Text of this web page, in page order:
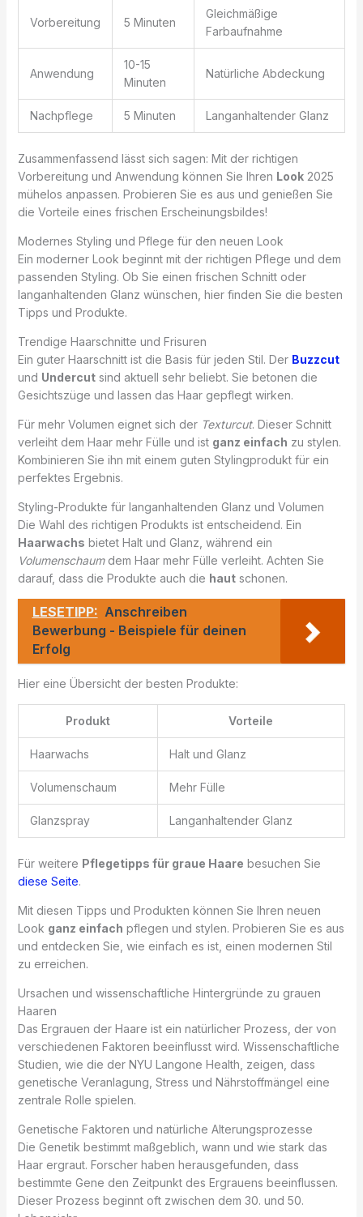
Vorbereitung 5 Minuten
Gleichmäßige
Farbaufnahme
Anwendung
10-15
Minuten
Natürliche Abdeckung
Nachpflege 5 Minuten Langanhaltender Glanz
Zusammenfassend lässt sich sagen: Mit der richtigen
Vorbereitung und Anwendung können Sie Ihren Look2025
mühelos anpassen. Probieren Sie es aus und genießen Sie
die Vorteile eines frischen Erscheinungsbildes!
Modernes Styling und Pflege für den neuen Look
Ein moderner Look beginnt mit der richtigen Pflege und dem
passenden Styling. Ob Sie einen frischen Schnitt oder
langanhaltenden Glanz wünschen, hier finden Sie die besten
Tipps und Produkte.
Trendige Haarschnitte und Frisuren
Ein guter Haarschnitt ist die Basis für jeden Stil. Der Buzzcut
und Undercutsind aktuell sehr beliebt. Sie betonen die
Gesichtszüge und lassen das Haar gepflegt wirken.
Für mehr Volumen eignet sich der Texturcut. Dieser Schnitt
verleiht dem Haar mehr Fülle und ist ganz einfach zu stylen.
Kombinieren Sie ihn mit einem guten Stylingprodukt für ein
perfektes Ergebnis.
Styling-Produkte für langanhaltenden Glanz und Volumen
Die Wahl des richtigen Produkts ist entscheidend. Ein
Haarwachs bietet Halt und Glanz, während ein
Volumenschaumdem Haar mehr Fülle verleiht. Achten Sie
darauf, dass die Produkte auch die hautschonen.
LESETIPP: Anschreiben
Bewerbung - Beispiele für deinen
Erfolg
Hier eine Übersicht der besten Produkte:
Produkt Vorteile
Haarwachs Halt und Glanz
Volumenschaum Mehr Fülle
Glanzspray Langanhaltender Glanz
Für weitere Pflegetipps für graue Haare besuchen Sie
diese Seite.
Mit diesen Tipps und Produkten können Sie Ihren neuen
Look ganz einfach pflegen und stylen. Probieren Sie es aus
und entdecken Sie, wie einfach es ist, einen modernen Stil
zu erreichen.
Ursachen und wissenschaftliche Hintergründe zu grauen
Haaren
Das Ergrauen der Haare ist ein natürlicher Prozess, der von
verschiedenen Faktoren beeinflusst wird. Wissenschaftliche
Studien, wie die der NYU Langone Health, zeigen, dass
genetische Veranlagung, Stress und Nährstoffmängel eine
zentrale Rolle spielen.
Genetische Faktoren und natürliche Alterungsprozesse
Die Genetik bestimmt maßgeblich, wann und wie stark das
Haar ergraut. Forscher haben herausgefunden, dass
bestimmte Gene den Zeitpunkt des Ergrauens beeinflussen.
Dieser Prozess beginnt oft zwischen dem 30. und 50.